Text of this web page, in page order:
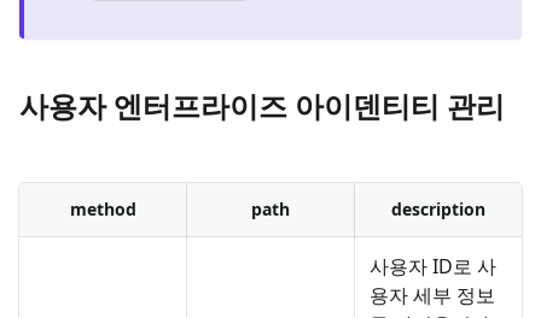
사용자 엔터프라이즈 아이덴티티 관리
method path description
사용자 ID로 사
용자 세부 정보